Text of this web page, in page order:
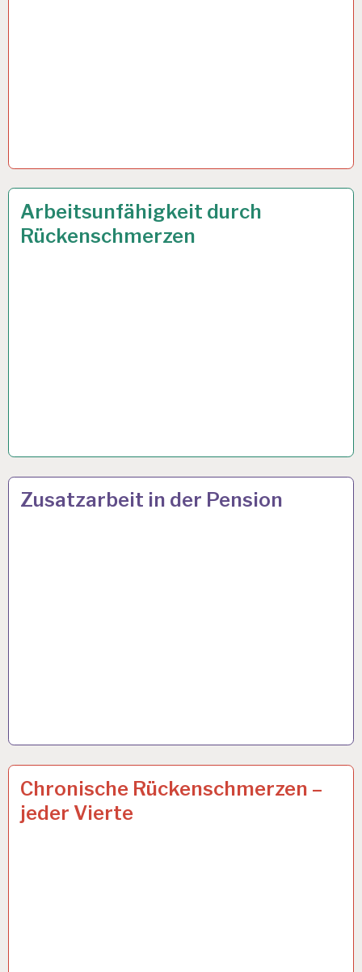
50PLUS…
Arbeitsunfähigkeit durch
Rückenschmerzen
5 JUNI 2023
50PLUS…
Zusatzarbeit in der Pension
10 MÄRZ 2023
12-
STUNDEN-
ARBEITSTAG…
Chronische Rückenschmerzen –
jeder Vierte
3 FEB. 2023